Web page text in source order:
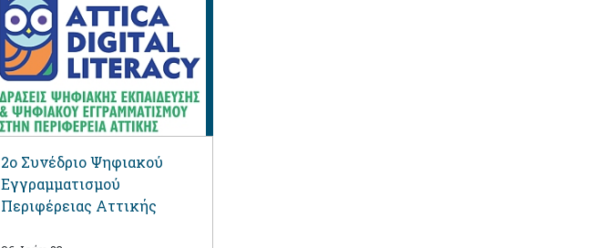
2o Συνέδριο Ψηφιακού
Εγγραμματισμού
Περιφέρειας Αττικής